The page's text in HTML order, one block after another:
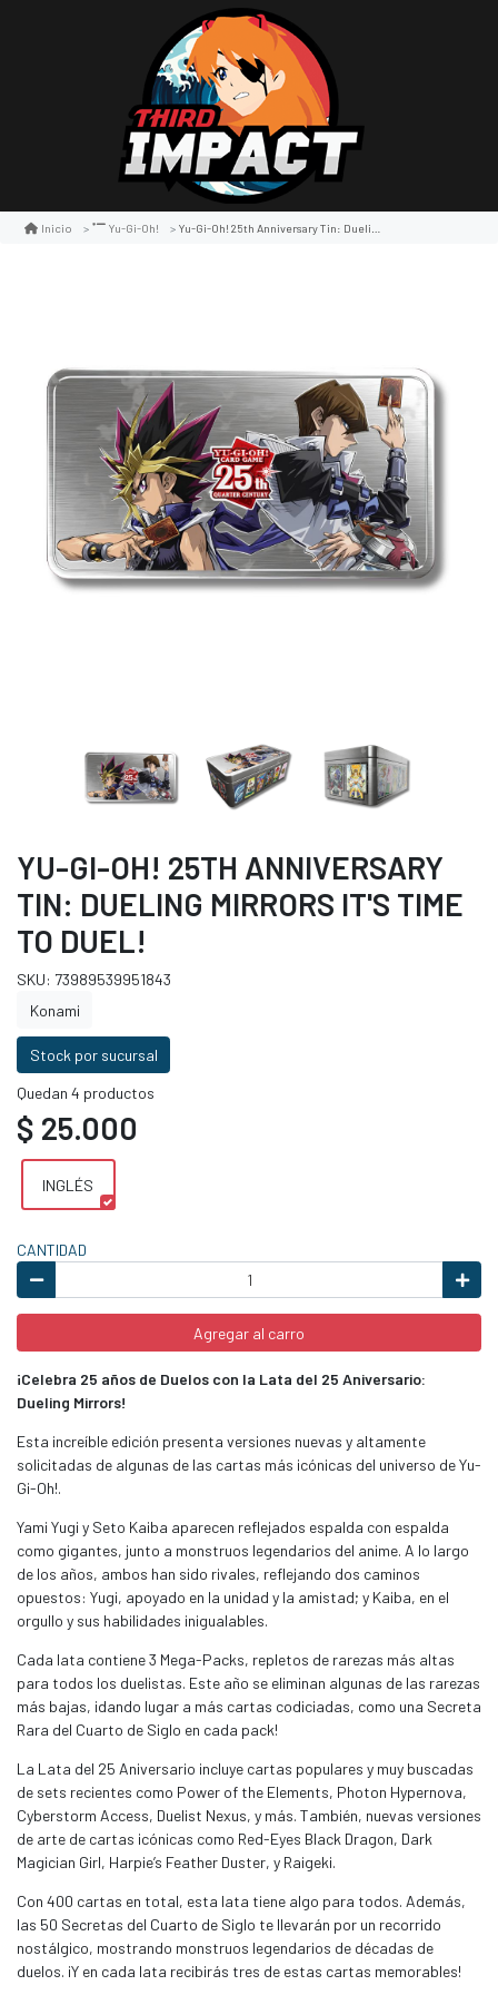
Inicio Yu-Gi-Oh! Yu-Gi-Oh! 25th Anniversary Tin: Dueling Mirrors It's Time To Duel!
YU-GI-OH! 25TH ANNIVERSARY
TIN: DUELING MIRRORS IT'S TIME
TO DUEL!
SKU: 73989539951843
Konami
Stock por sucursal
Quedan 4 productos
$ 25.000
INGLÉS
CANTIDAD
Agregar al carro
¡Celebra 25 años de Duelos con la Lata del 25 Aniversario:
Dueling Mirrors!
Esta increíble edición presenta versiones nuevas y altamente
solicitadas de algunas de las cartas más icónicas del universo de Yu-
Gi-Oh!.
Yami Yugi y Seto Kaiba aparecen reflejados espalda con espalda
como gigantes, junto a monstruos legendarios del anime. A lo largo
de los años, ambos han sido rivales, reflejando dos caminos
opuestos: Yugi, apoyado en la unidad y la amistad; y Kaiba, en el
orgullo y sus habilidades inigualables.
Cada lata contiene 3 Mega-Packs, repletos de rarezas más altas
para todos los duelistas. Este año se eliminan algunas de las rarezas
más bajas, ¡dando lugar a más cartas codiciadas, como una Secreta
Rara del Cuarto de Siglo en cada pack!
La Lata del 25 Aniversario incluye cartas populares y muy buscadas
de sets recientes como Power of the Elements, Photon Hypernova,
Cyberstorm Access, Duelist Nexus, y más. También, nuevas versiones
de arte de cartas icónicas como Red-Eyes Black Dragon, Dark
Magician Girl, Harpie’s Feather Duster, y Raigeki.
Con 400 cartas en total, esta lata tiene algo para todos. Además,
las 50 Secretas del Cuarto de Siglo te llevarán por un recorrido
nostálgico, mostrando monstruos legendarios de décadas de
duelos. ¡Y en cada lata recibirás tres de estas cartas memorables!